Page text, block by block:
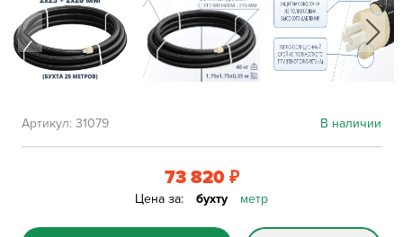
В наличии
Артикул: 31079
73 820 ₽
Цена за: бухту метр